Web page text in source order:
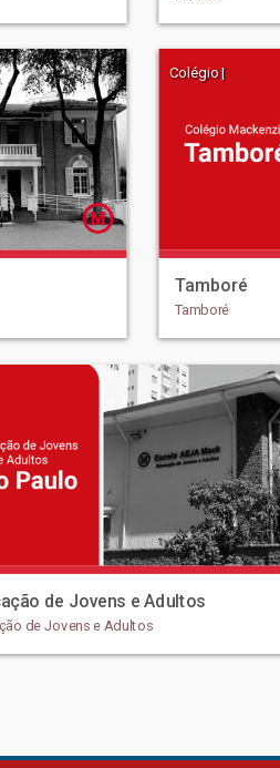
Colégio |
Tamboré
Tamboré
de Jovens e Adultos
de Jovens e Adultos